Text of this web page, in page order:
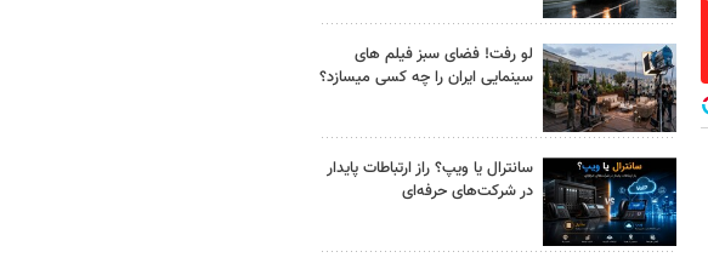
لو رفت! فضای سبز فیلم های
سینمایی ایران را چه کسی میسازد؟
سانترال یا ویپ؟ راز ارتباطات پایدار
در شرکت‌های حرفه‌ای